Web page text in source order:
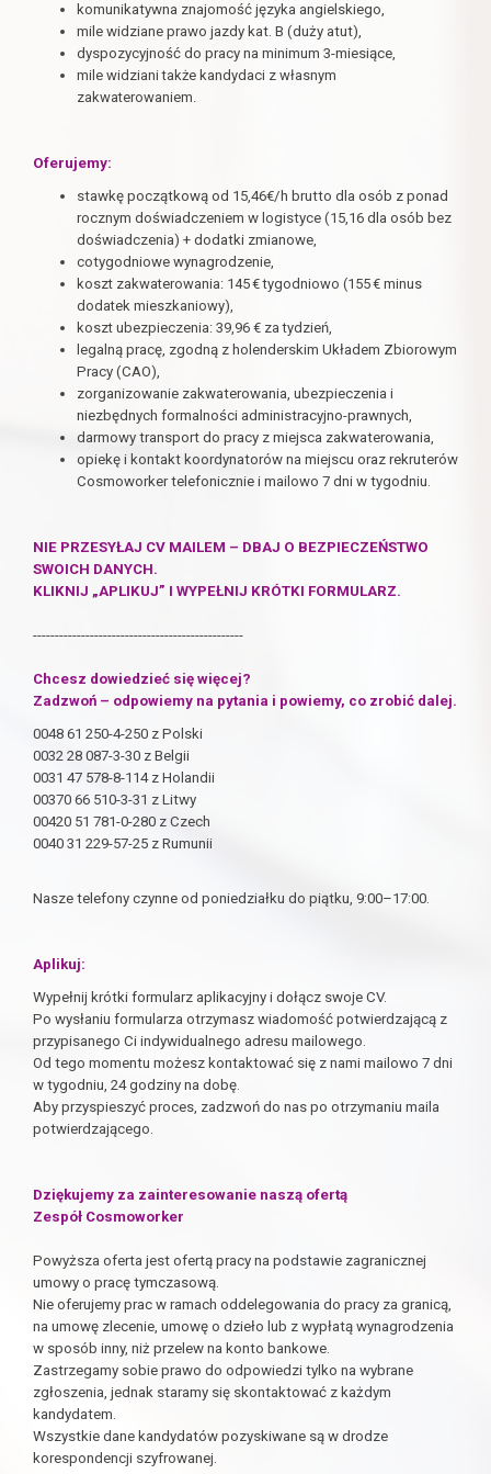
komunikatywna znajomość języka angielskiego,
mile widziane prawo jazdy kat. B (duży atut),
dyspozycyjność do pracy na minimum 3-miesiące,
mile widziani także kandydaci z własnym
zakwaterowaniem.
Oferujemy:
stawkę początkową od 15,46€/h brutto dla osób z ponad
rocznym doświadczeniem w logistyce (15,16 dla osób bez
doświadczenia) + dodatki zmianowe,
cotygodniowe wynagrodzenie,
koszt zakwaterowania: 145 € tygodniowo (155 € minus
dodatek mieszkaniowy),
koszt ubezpieczenia: 39,96 € za tydzień,
legalną pracę, zgodną z holenderskim Układem Zbiorowym
Pracy (CAO),
zorganizowanie zakwaterowania, ubezpieczenia i
niezbędnych formalności administracyjno-prawnych,
darmowy transport do pracy z miejsca zakwaterowania,
opiekę i kontakt koordynatorów na miejscu oraz rekruterów
Cosmoworker telefonicznie i mailowo 7 dni w tygodniu.
NIE PRZESYŁAJ CV MAILEM – DBAJ O BEZPIECZEŃSTWO
SWOICH DANYCH.
KLIKNIJ „APLIKUJ” I WYPEŁNIJ KRÓTKI FORMULARZ.
------------------------------------------------
Chcesz dowiedzieć się więcej?
Zadzwoń – odpowiemy na pytania i powiemy, co zrobić dalej.
0048 61 250-4-250 z Polski
0032 28 087-3-30 z Belgii
0031 47 578-8-114 z Holandii
00370 66 510-3-31 z Litwy
00420 51 781-0-280 z Czech
0040 31 229-57-25 z Rumunii
Nasze telefony czynne od poniedziałku do piątku, 9:00–17:00.
Aplikuj:
Wypełnij krótki formularz aplikacyjny i dołącz swoje CV.
Po wysłaniu formularza otrzymasz wiadomość potwierdzającą z
przypisanego Ci indywidualnego adresu mailowego.
Od tego momentu możesz kontaktować się z nami mailowo 7 dni
w tygodniu, 24 godziny na dobę.
Aby przyspieszyć proces, zadzwoń do nas po otrzymaniu maila
potwierdzającego.
Dziękujemy za zainteresowanie naszą ofertą
Zespół Cosmoworker
Powyższa oferta jest ofertą pracy na podstawie zagranicznej
umowy o pracę tymczasową.
Nie oferujemy prac w ramach oddelegowania do pracy za granicą,
na umowę zlecenie, umowę o dzieło lub z wypłatą wynagrodzenia
w sposób inny, niż przelew na konto bankowe.
Zastrzegamy sobie prawo do odpowiedzi tylko na wybrane
zgłoszenia, jednak staramy się skontaktować z każdym
kandydatem.
Wszystkie dane kandydatów pozyskiwane są w drodze
korespondencji szyfrowanej.